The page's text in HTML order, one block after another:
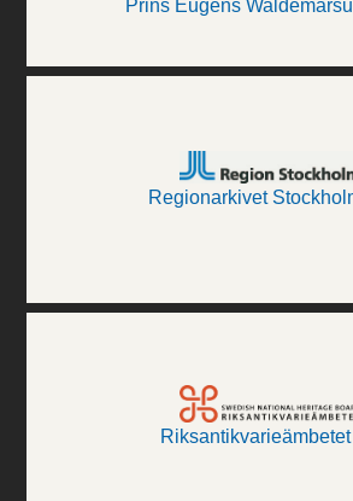
Prins Eugens
Regionarkivet
Riksantikvarieämbetet